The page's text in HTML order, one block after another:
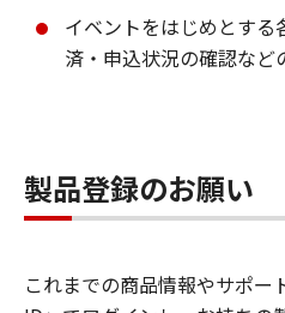
イベントをはじめとす
済・申込状況の確認など
製品登録のお願い
これまでの商品情報やサポー